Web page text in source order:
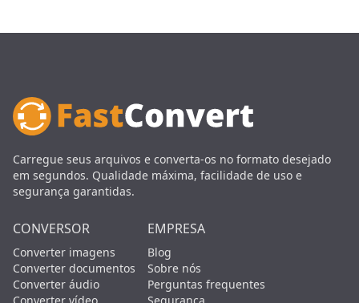
Carregue seus arquivos e converta-os no formato desejado
em segundos. Qualidade máxima, facilidade de uso e
segurança garantidas.
CONVERSOR
Converter imagens
Converter documentos
Converter áudio
EMPRESA
Blog
Sobre nós
Perguntas frequentes